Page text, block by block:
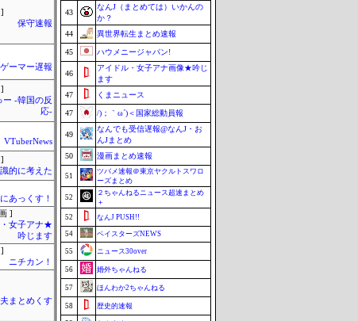
保守速報
ーマー遅報
ー -韓国の反
応-
VTuberNews
的に考えた
あっくす！
]
女子アナ★
吟じます
ニチカン！
まとめくす
43
なんJ（まとめては）いかんの
か？
44
異世界転生まとめ速報
45 ハウメニージャパン!
46
アイドル・女子アナ画像★吟じ
ます
47
くまニュース
47 /)；｀ω´)＜国家総動員報
49
なんでも受信遅報@なんJ・お
んJまとめ
50
漫画まとめ速報
51
ツバメ速報＠東京ヤクルトスワロ
ーズまとめ
52
２ちゃんねるニュース超速まとめ
＋
52
なんJ PUSH!!
54 ベイスターズNEWS
55 ニュース30over
56 婚外ちゃんねる
57 ほんわか2ちゃんねる
58 歴史的速報